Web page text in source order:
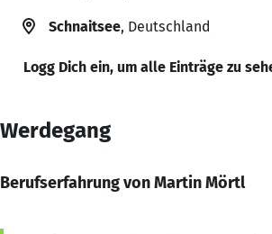
Schnaitsee, Deutschland
Logg Dich ein, um alle Einträge zu
Werdegang
Berufserfahrung von Martin Mörtl